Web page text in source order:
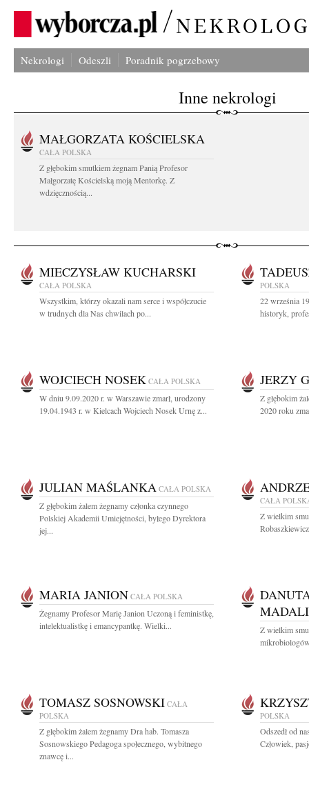
Nekrologi Odeszli Poradnik pogrzebowy
Inne nekrologi
MAŁGORZATA KOŚCIELSKA
CAŁA POLSKA
Z głębokim smutkiem żegnam Panią Profesor
Małgorzatę Kościelską moją Mentorkę. Z
wdzięcznością...
MIECZYSŁAW KUCHARSKI
CAŁA POLSKA
Wszystkim, którzy okazali nam serce i współczucie
w trudnych dla Nas chwilach po...
POLSKA
22 września
historyk,
WOJCIECH NOSEK CAŁA POLSKA
W dniu 9.09.2020 r. w Warszawie zmarł, urodzony
19.04.1943 r. w Kielcach Wojciech Nosek Urnę z...
JERZY
Z głębokim
2020 roku
JULIAN MAŚLANKA CAŁA POLSKA
Z głębokim żalem żegnamy członka czynnego
Polskiej Akademii Umiejętności, byłego Dyrektora
jej...
CAŁA
Z wielkim
MARIA JANION CAŁA POLSKA
Żegnamy Profesor Marię Janion Uczoną i feministkę,
intelektualistkę i emancypantkę. Wielki...
Z wielkim
TOMASZ SOSNOWSKI CAŁA
POLSKA
Z głębokim żalem żegnamy Dra hab. Tomasza
Sosnowskiego Pedagoga społecznego, wybitnego
znawcę i...
POLSKA
Odszedł od
Człowiek,